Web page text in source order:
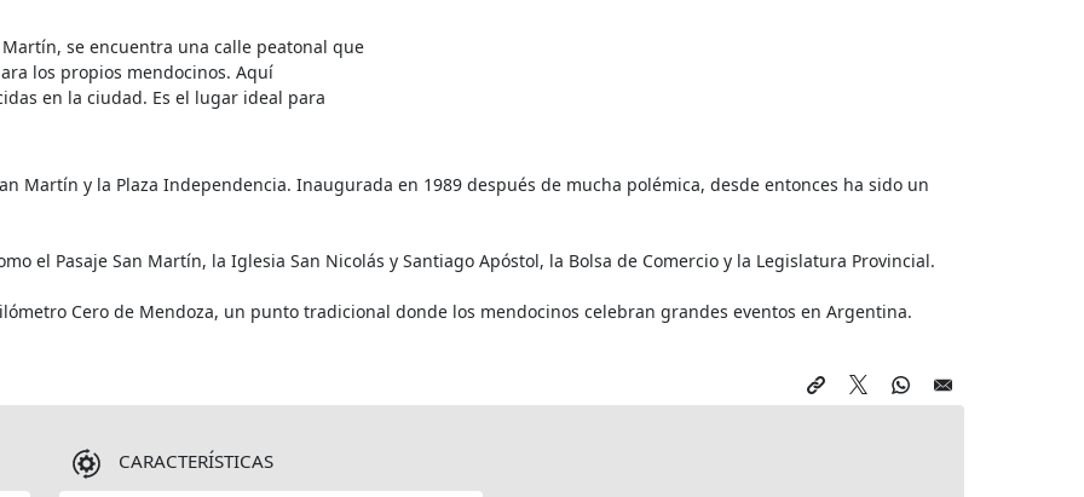
se encuentra una calle peatonal que
los propios mendocinos. Aquí
en la ciudad. Es el lugar ideal para
Martín y la Plaza Independencia. Inaugurada en 1989 después de mucha polémica, desde entonces ha sido un
el Pasaje San Martín, la Iglesia San Nicolás y Santiago Apóstol, la Bolsa de Comercio y la Legislatura Provincial.
Cero de Mendoza, un punto tradicional donde los mendocinos celebran grandes eventos en Argentina.
CARACTERÍSTICAS